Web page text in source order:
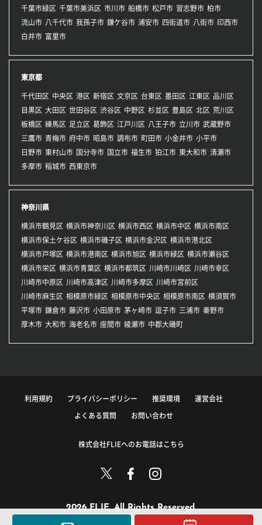
千葉市緑区 千葉市美浜区 市川市 船橋市 松戸市 習志野市 柏市
流山市 八千代市 我孫子市 鎌ケ谷市 浦安市 四街道市 八街市 印西市
白井市 富里市
東京都
千代田区 中央区 港区 新宿区 文京区 台東区 墨田区 江東区 品川区
目黒区 大田区 世田谷区 渋谷区 中野区 杉並区 豊島区 北区 荒川区
板橋区 練馬区 足立区 葛飾区 江戸川区 八王子市 立川市 武蔵野市
三鷹市 青梅市 府中市 昭島市 調布市 町田市 小金井市 小平市
日野市 東村山市 国分寺市 国立市 福生市 狛江市 東大和市 清瀬市
多摩市 稲城市 西東京市
神奈川県
横浜市鶴見区 横浜市神奈川区 横浜市西区 横浜市中区 横浜市南区
横浜市保土ケ谷区 横浜市磯子区 横浜市金沢区 横浜市港北区
横浜市戸塚区 横浜市港南区 横浜市旭区 横浜市緑区 横浜市瀬谷区
横浜市栄区 横浜市青葉区 横浜市都筑区 川崎市川崎区 川崎市幸区
川崎市中原区 川崎市高津区 川崎市多摩区 川崎市宮前区
川崎市麻生区 相模原市緑区 相模原市中央区 相模原市南区 横須賀市
平塚市 鎌倉市 藤沢市 小田原市 茅ヶ崎市 逗子市 三浦市 秦野市
厚木市 大和市 海老名市 座間市 綾瀬市 中郡大磯町
利用規約 プライバシーポリシー 推奨環境 運営会社
よくある質問 お問い合わせ
株式会社FLIEへのお電話はこちら
2026 FLIE. All Rights Reserved.
このサイトに掲載している情報の無断転載を禁止します。